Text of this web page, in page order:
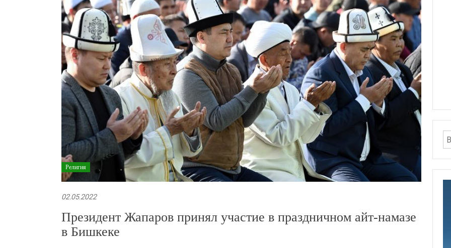
Религия
02.05.2022
Президент Жапаров принял участие в праздничном айт-намазе
в Бишкеке